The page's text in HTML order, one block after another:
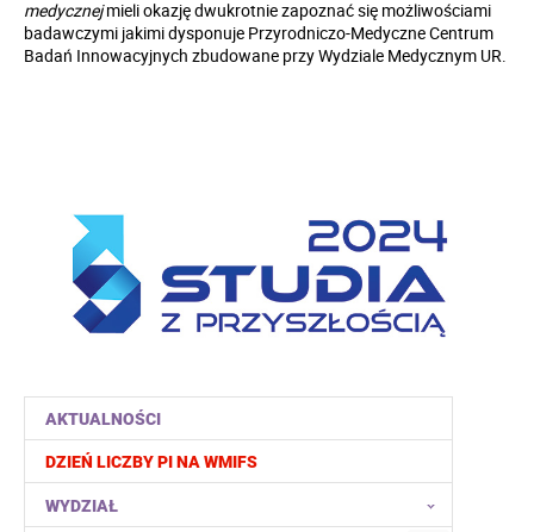
AKTUALNOŚCI
DZIEŃ LICZBY PI NA WMIFS
WYDZIAŁ
medycznejmieli okazję dwukrotnie zapoznać się możliwościami
badawczymi jakimi dysponuje Przyrodniczo-Medyczne Centrum
Badań Innowacyjnych zbudowane przy Wydziale Medycznym UR.